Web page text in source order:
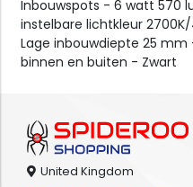
Inbouwspots - 6 watt 570
instelbare lichtkleur
Lage inbouwdiepte 25 mm
binnen en buiten - Zwart
United Kingdom